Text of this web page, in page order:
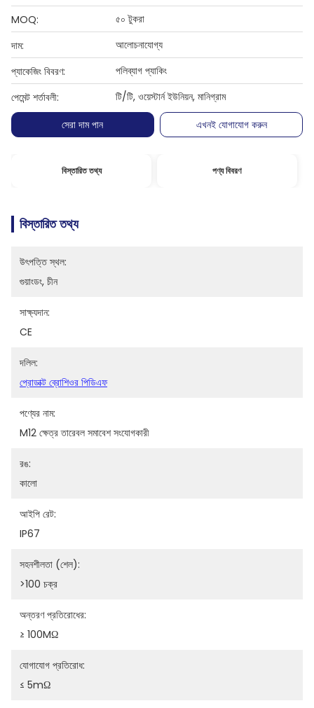
MOQ:
৫০ টুকরা
দাম:
আলোচনাযোগ্য
প্যাকেজিং বিবরণ:
পলিব্যাগ প্যাকিং
পেমেন্ট শর্তাবলী:
টি/টি, ওয়েস্টার্ন ইউনিয়ন, মানিগ্রাম
সেরা দাম পান
এখনই যোগাযোগ করুন
বিস্তারিত তথ্য পণ্য বিবরণ
বিস্তারিত তথ্য
উৎপত্তি স্থল:
গুয়াংডং, চীন
সাক্ষ্যদান:
CE
দলিল:
প্রোডাক্ট ব্রোশিওর পিডিএফ
পণ্যের নাম:
M12 ক্ষেত্র তারেবল সমাবেশ সংযোগকারী
রঙ:
কালো
আইপি রেট:
IP67
সহনশীলতা (শেল):
>100 চক্র
অন্তরণ প্রতিরোধের:
≥ 100MΩ
যোগাযোগ প্রতিরোধ:
≤ 5mΩ